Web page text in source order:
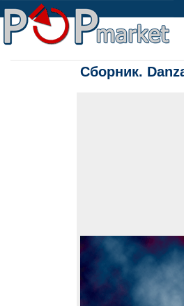
Сборник.